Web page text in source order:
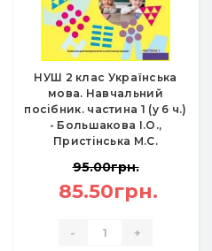
НУШ 2 клас Українська
мова. Навчальний
посібник. частина 1 (у 6 ч.)
- Большакова І.О.,
Пристінська М.С.
95.00грн.
85.50грн.
- +